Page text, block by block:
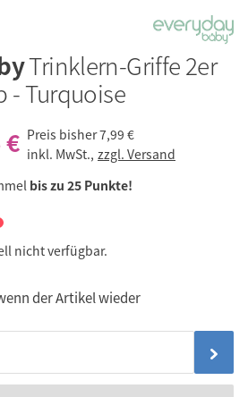
Trinklern-Griffe 2er
- Turquoise
€ Preis bisher7,99 €
inkl. MwSt., zzgl. Versand
bis zu 25 Punkte!
nicht verfügbar.
der Artikel wieder